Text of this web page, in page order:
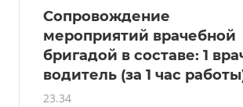
Сопровождение
мероприятий врачебной
бригадой в составе: 1
водитель (за 1 час
23.34